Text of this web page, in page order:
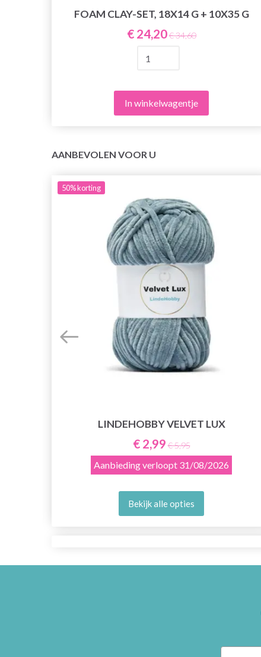
FOAM CLAY-SET, 18X14 G + 10X35 G
€ 24,20€ 34,60
In winkelwagentje
AANBEVOLEN VOOR U
50%korting
LINDEHOBBY VELVET LUX
€ 2,99 € 5,95
Aanbieding verloopt 31/08/2026
Bekijk alle opties